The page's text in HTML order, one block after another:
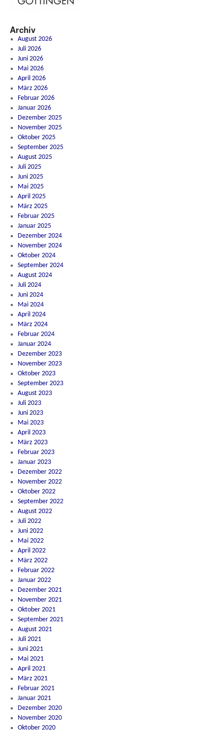
Archiv
August 2026
Juli 2026
Juni 2026
Mai 2026
April 2026
März 2026
Februar 2026
Januar 2026
Dezember 2025
November 2025
Oktober 2025
September 2025
August 2025
Juli 2025
Juni 2025
Mai 2025
April 2025
März 2025
Februar 2025
Januar 2025
Dezember 2024
November 2024
Oktober 2024
September 2024
August 2024
Juli 2024
Juni 2024
Mai 2024
April 2024
März 2024
Februar 2024
Januar 2024
Dezember 2023
November 2023
Oktober 2023
September 2023
August 2023
Juli 2023
Juni 2023
Mai 2023
April 2023
März 2023
Februar 2023
Januar 2023
Dezember 2022
November 2022
Oktober 2022
September 2022
August 2022
Juli 2022
Juni 2022
Mai 2022
April 2022
März 2022
Februar 2022
Januar 2022
Dezember 2021
November 2021
Oktober 2021
September 2021
August 2021
Juli 2021
Juni 2021
Mai 2021
April 2021
März 2021
Februar 2021
Januar 2021
Dezember 2020
November 2020
Oktober 2020